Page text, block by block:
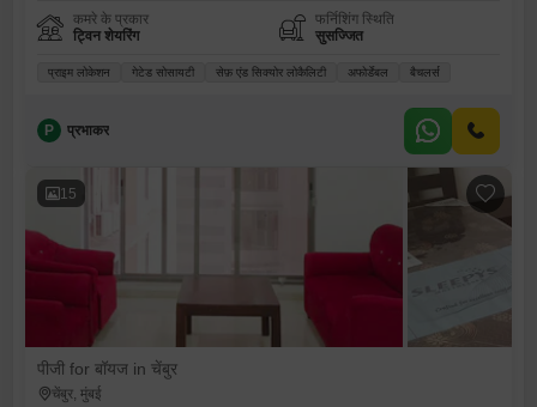
कमरे के प्रकार
ट्विन शेयरिंग
फर्निशिंग स्थिति
सुसज्जित
प्राइम लोकेशन गेटेड सोसायटी सेफ़ एंड सिक्योर लोकैलिटी अफोर्डेबल बैचलर्स
P प्रभाकर
15
पीजी for बॉयज in चेंबुर
चेंबुर, मुंबई